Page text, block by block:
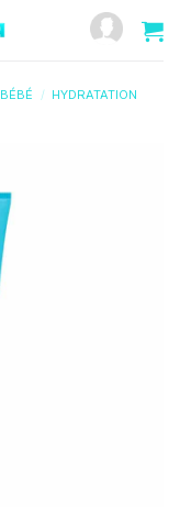
BÉBÉ / HYDRATATION